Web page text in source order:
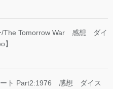
/The Tomorrow War 感想 ダイ
】
ート Part2:1976 感想 ダイス